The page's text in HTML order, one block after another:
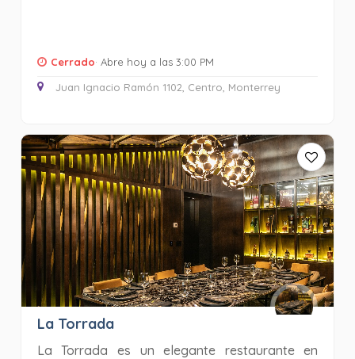
Cerrado· Abre hoy a las 3:00 PM
Juan Ignacio Ramón 1102, Centro, Monterrey
La Torrada
La Torrada es un elegante restaurante en